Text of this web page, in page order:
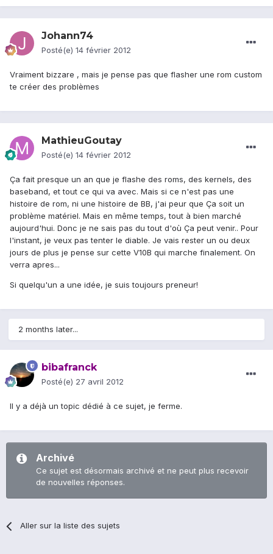
Johann74
Posté(e) 14 février 2012
Vraiment bizzare , mais je pense pas que flasher une rom custom
te créer des problèmes
MathieuGoutay
Posté(e) 14 février 2012
Ça fait presque un an que je flashe des roms, des kernels, des
baseband, et tout ce qui va avec. Mais si ce n'est pas une
histoire de rom, ni une histoire de BB, j'ai peur que Ça soit un
problème matériel. Mais en même temps, tout à bien marché
aujourd'hui. Donc je ne sais pas du tout d'où Ça peut venir.. Pour
l'instant, je veux pas tenter le diable. Je vais rester un ou deux
jours de plus je pense sur cette V10B qui marche finalement. On
verra apres...
Si quelqu'un a une idée, je suis toujours preneur!
2 months later...
bibafranck
Posté(e) 27 avril 2012
Il y a déjà un topic dédié à ce sujet, je ferme.
Archivé
Ce sujet est désormais archivé et ne peut plus recevoir
de nouvelles réponses.
Aller sur la liste des sujets